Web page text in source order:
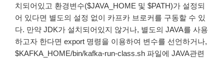
치되어있고 환경변수($JAVA_HOME 및 $PATH)가 설정되
어 있다면 별도의 설정 없이 카프카 브로커를 구동할 수 있
다. 만약 JDK가 설치되어있지 않거나, 별도의 JAVA를 사용
하고자 한다면 export 명령을 이용하여 변수를 선언하거나,
$KAFKA_HOME/bin/kafka-run-class.sh 파일에 JAVA관련